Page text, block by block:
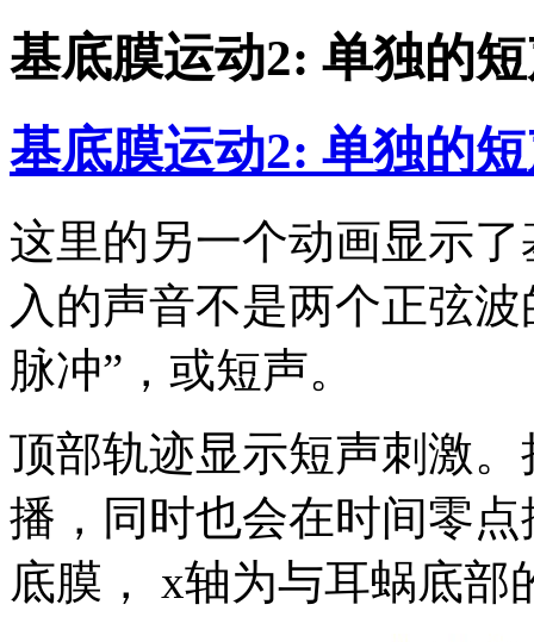
基底膜运动2: 单独的
基底膜运动2: 单独的
这里的另一个动画显示
入的声音不是两个正弦
脉冲”，或短声。
顶部轨迹显示短声刺激
播，同时也会在时间零
底膜， x轴为与耳蜗底部